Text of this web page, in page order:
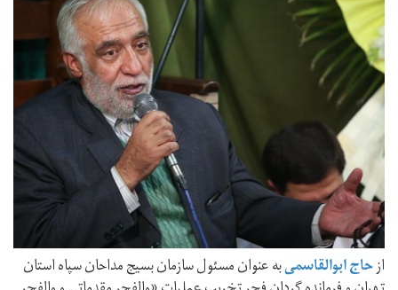
ازحاج ابوالقاسمیبه عنوان مسئول سازمان بسیج مداحان سپاه استان